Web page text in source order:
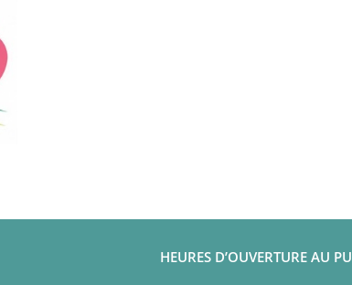
HEURES D’OUVERTURE AU